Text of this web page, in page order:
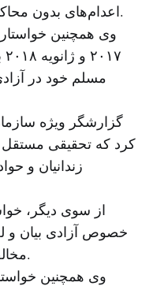
اعدام‌های بدون محاکمه سال ۱۹۸۸ را نیز بررسی کند.
وی همچنین
مسلم خود در
گزارشگر ویژه
کرد که تحقیقی
زندانیان و
از سوی دیگر،
خصوص آزادی بیان و
مخالف با آزادی بیان در اینترنت است.
وی همچنین